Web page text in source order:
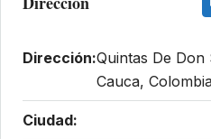
Dirección:Quintas De Don
Cauca,
Ciudad: